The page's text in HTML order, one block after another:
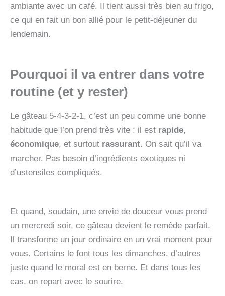
ambiante avec un café. Il tient aussi très bien au frigo,
ce qui en fait un bon allié pour le petit-déjeuner du
lendemain.
Pourquoi il va entrer dans votre
routine (et y rester)
Le gâteau 5-4-3-2-1, c’est un peu comme une bonne
habitude que l’on prend très vite : il est rapide,
économique, et surtout rassurant. On sait qu’il va
marcher. Pas besoin d’ingrédients exotiques ni
d’ustensiles compliqués.
Et quand, soudain, une envie de douceur vous prend
un mercredi soir, ce gâteau devient le remède parfait.
Il transforme un jour ordinaire en un vrai moment pour
vous. Certains le font tous les dimanches, d’autres
juste quand le moral est en berne. Et dans tous les
cas, on repart avec le sourire.